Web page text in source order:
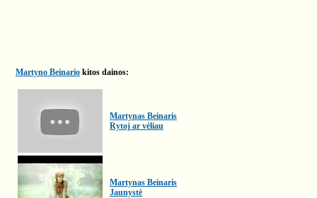
Martyno Beinario kitos dainos:
Martynas Beinaris
Rytoj ar vėliau
Martynas Beinaris
Jaunystė